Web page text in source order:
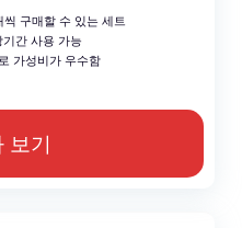
구매할 수 있는 세트
간 사용 가능
가성비가 우수함
보기